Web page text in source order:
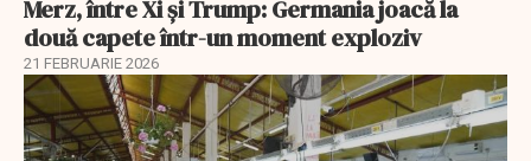
Merz, între Xi și Trump: Germania joacă la
două capete într-un moment exploziv
21 FEBRUARIE 2026